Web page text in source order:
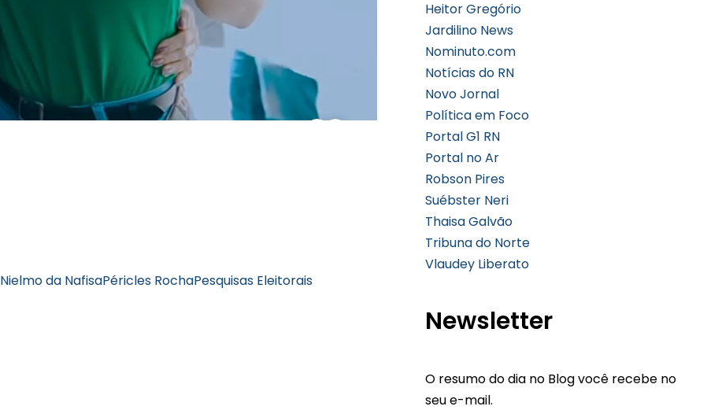
Nielmo da NafisaPéricles RochaPesquisas Eleitorais
Heitor Gregório
Jardilino News
Nominuto.com
Notícias do RN
Novo Jornal
Política em Foco
Portal G1 RN
Portal no Ar
Robson Pires
Suébster Neri
Thaisa Galvão
Tribuna do Norte
Vlaudey Liberato
Newsletter
O resumo do dia no Blog você recebe no
seu e-mail.